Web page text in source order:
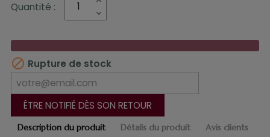
Description du produit Détails du produit Avis clients
Quantité :
 Rupture de stock
ÊTRE NOTIFIÉ DÈS SON RETOUR